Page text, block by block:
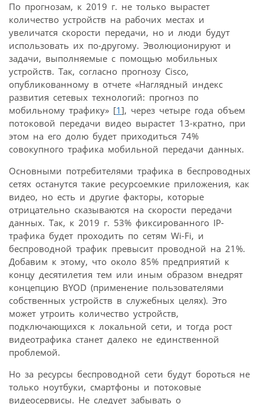
По прогнозам, к 2019 г. не только вырастет
количество устройств на рабочих местах и
увеличатся скорости передачи, но и люди будут
использовать их по-другому. Эволюционируют и
задачи, выполняемые с помощью мобильных
устройств. Так, согласно прогнозу Cisco,
опубликованному в отчете «Наглядный индекс
развития сетевых технологий: прогноз по
мобильному трафику» [1], через четыре года объем
потоковой передачи видео вырастет 13-кратно, при
этом на его долю будет приходиться 74%
совокупного трафика мобильной передачи данных.
Основными потребителями трафика в беспроводных
сетях останутся такие ресурсоемкие приложения, как
видео, но есть и другие факторы, которые
отрицательно сказываются на скорости передачи
данных. Так, к 2019 г. 53% фиксированного IP-
трафика будет проходить по сетям Wi-Fi, и
беспроводной трафик превысит проводной на 21%.
Добавим к этому, что около 85% предприятий к
концу десятилетия тем или иным образом внедрят
концепцию BYOD (применение пользователями
собственных устройств в служебных целях). Это
может утроить количество устройств,
подключающихся к локальной сети, и тогда рост
видеотрафика станет далеко не единственной
проблемой.
Но за ресурсы беспроводной сети будут бороться не
только ноутбуки, смартфоны и потоковые
видеосервисы. Не следует забывать о